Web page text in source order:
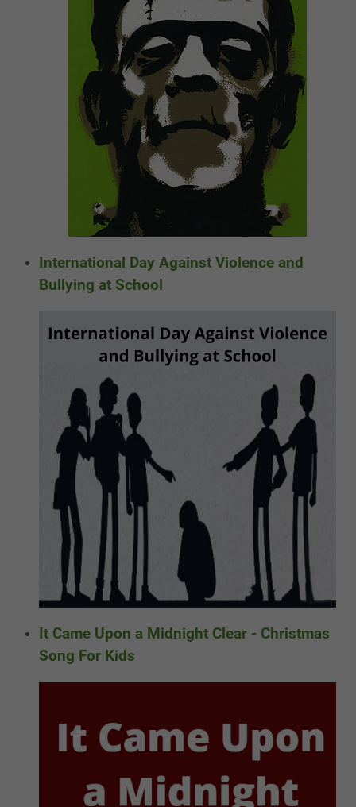
International Day Against Violence and
Bullying at School
It Came Upon a Midnight Clear - Christmas
Song For Kids